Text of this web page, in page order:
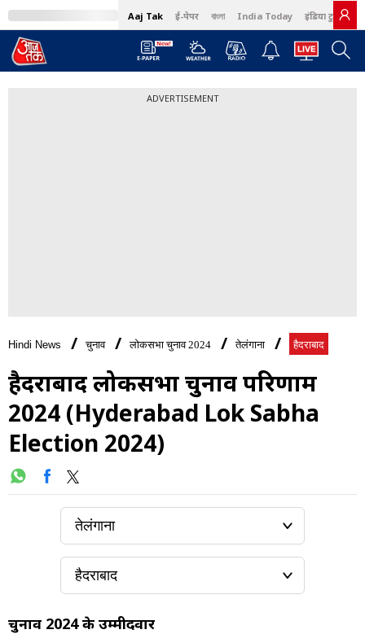
Aaj Tak ई-पेपर বাংলা India Today इंडिया टुडे हिंदी
ADVERTISEMENT
Hindi News चुनाव लोकसभा चुनाव 2024 तेलंगाना हैदराबाद
हैदराबाद लोकसभा चुनाव परिणाम
2024 (Hyderabad Lok Sabha
Election 2024)
चुनाव 2024 के उम्मीदवार